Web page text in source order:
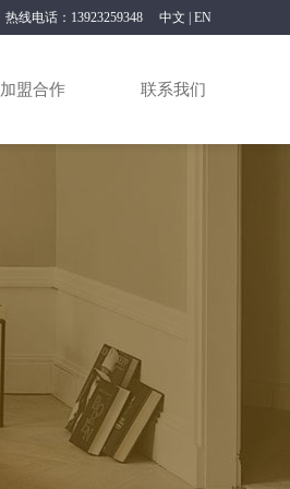
中文 EN
热线电话：13923259348
加盟合作 联系我们